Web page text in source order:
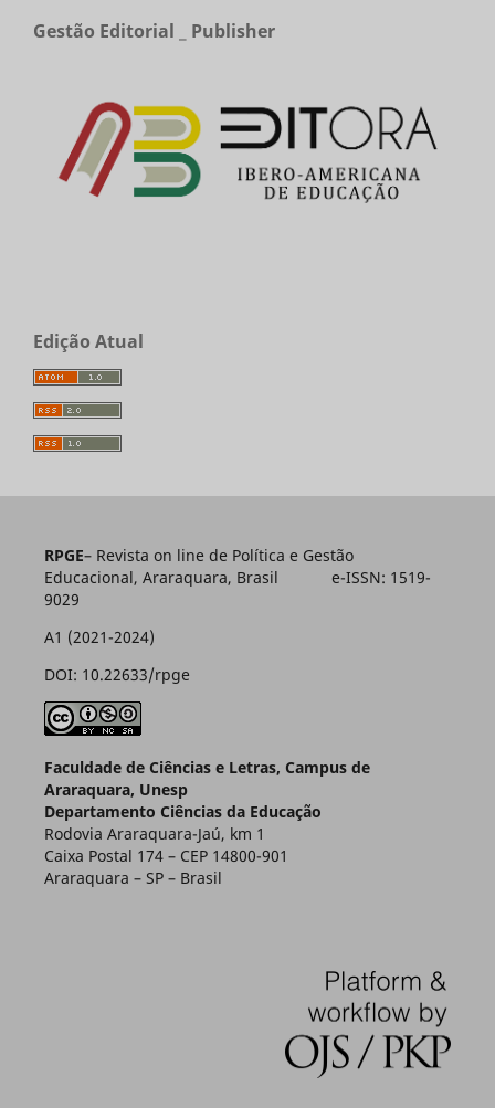
Gestão Editorial _ Publisher
Edição Atual
RPGE– Revista on line de Política e Gestão
Educacional, Araraquara, Brasil e-ISSN: 1519-
9029
A1 (2021-2024)
DOI: 10.22633/rpge
Faculdade de Ciências e Letras, Campus de
Araraquara, Unesp
Departamento Ciências da Educação
Rodovia Araraquara-Jaú, km 1
Caixa Postal 174 – CEP 14800-901
Araraquara – SP – Brasil